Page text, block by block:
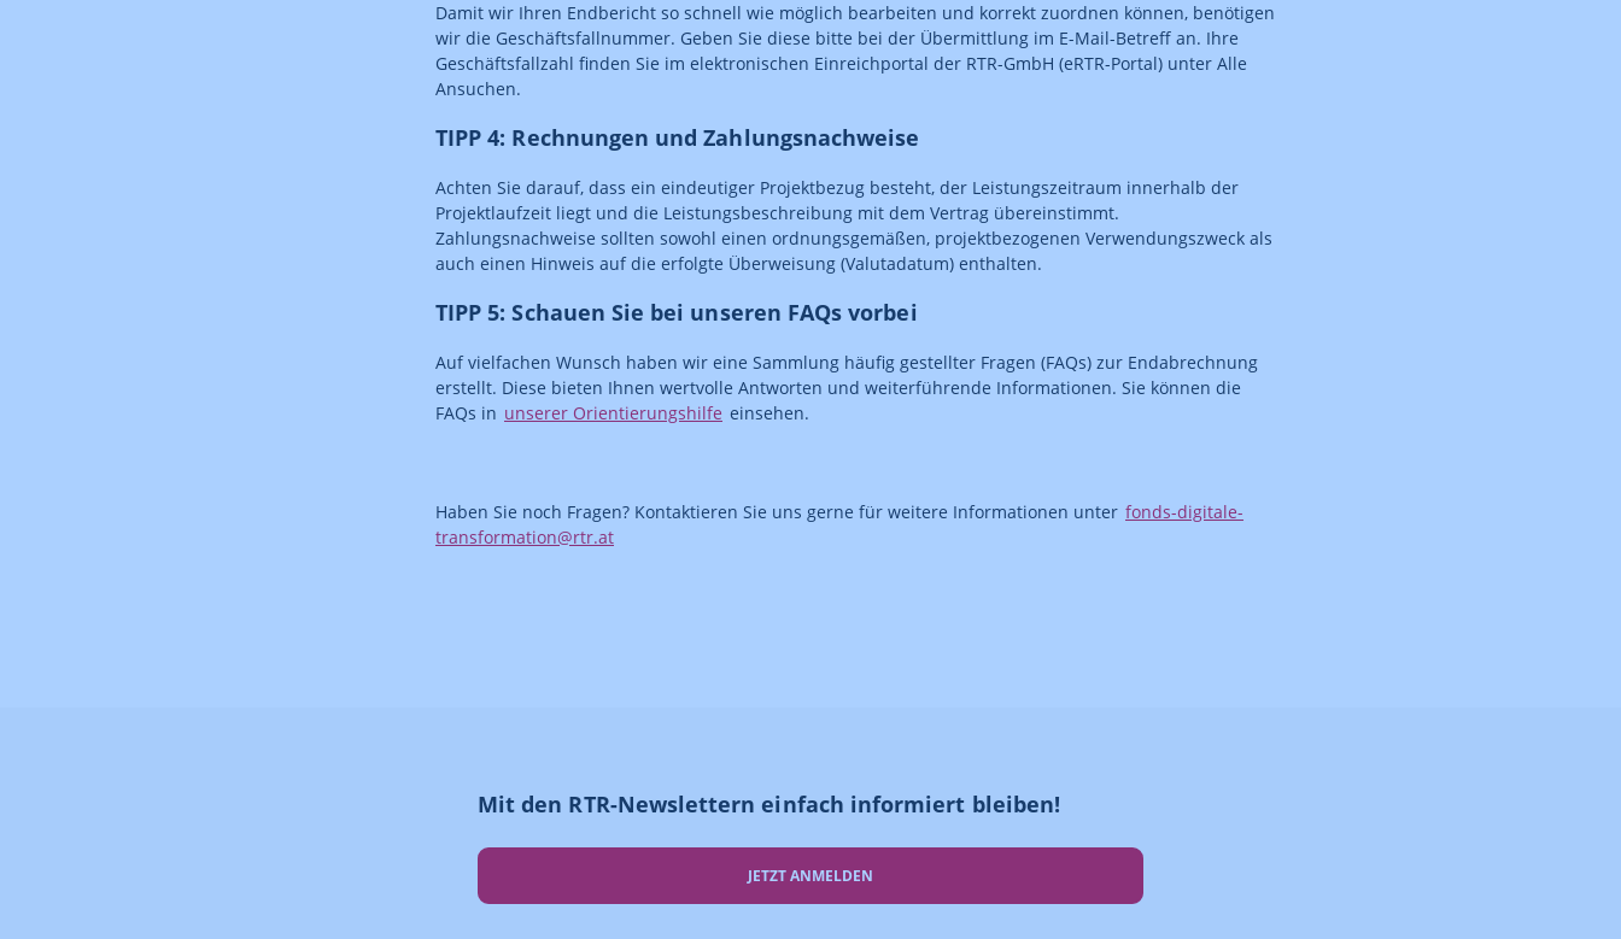
Damit wir Ihren Endbericht so schnell wie möglich bearbeiten und korrekt zuordnen können, benötigen
wir die Geschäftsfallnummer. Geben Sie diese bitte bei der Übermittlung im E-Mail-Betreff an. Ihre
Geschäftsfallzahl finden Sie im elektronischen Einreichportal der RTR-GmbH (eRTR-Portal) unter Alle
Ansuchen.
TIPP 4: Rechnungen und Zahlungsnachweise
Achten Sie darauf, dass ein eindeutiger Projektbezug besteht, der Leistungszeitraum innerhalb der
Projektlaufzeit liegt und die Leistungsbeschreibung mit dem Vertrag übereinstimmt.
Zahlungsnachweise sollten sowohl einen ordnungsgemäßen, projektbezogenen Verwendungszweck als
auch einen Hinweis auf die erfolgte Überweisung (Valutadatum) enthalten.
TIPP 5: Schauen Sie bei unseren FAQs vorbei
Auf vielfachen Wunsch haben wir eine Sammlung häufig gestellter Fragen (FAQs) zur Endabrechnung
erstellt. Diese bieten Ihnen wertvolle Antworten und weiterführende Informationen. Sie können die
FAQs in unserer Orientierungshilfe einsehen.
Haben Sie noch Fragen? Kontaktieren Sie uns gerne für weitere Informationen unter fonds-digitale-
transformation@rtr.at
Mit den RTR-Newslettern einfach informiert bleiben!
JETZT ANMELDEN